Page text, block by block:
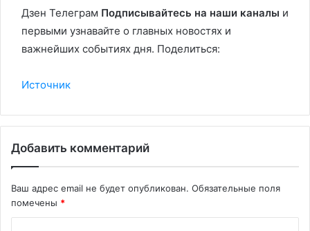
Дзен Телеграм Подписывайтесь на наши каналы и
первыми узнавайте о главных новостях и
важнейших событиях дня. Поделиться:
Источник
Добавить комментарий
Ваш адрес email не будет опубликован. Обязательные поля
помечены *